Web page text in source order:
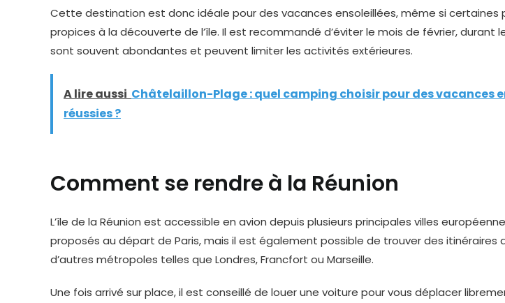
Cette destination est donc idéale pour des vacances ensoleillées, même si certaines
propices à la découverte de l’île. Il est recommandé d’éviter le mois de février, durant
sont souvent abondantes et peuvent limiter les activités extérieures.
A lire aussi Châtelaillon-Plage : quel camping choisir pour des vacances
réussies ?
Comment se rendre à la Réunion
L’île de la Réunion est accessible en avion depuis plusieurs principales villes
proposés au départ de Paris, mais il est également possible de trouver des itinéraires
d’autres métropoles telles que Londres, Francfort ou Marseille.
Une fois arrivé sur place, il est conseillé de louer une voiture pour vous déplacer